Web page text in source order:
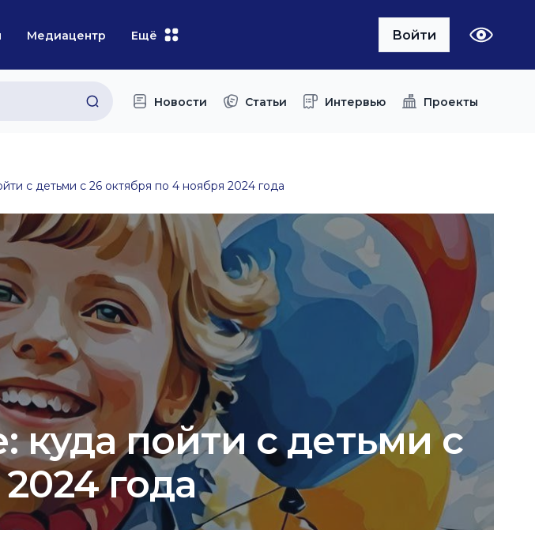
Медиацентр Ещё Войти
Новости Статьи Интервью Проекты
с детьми с 26 октября по 4 ноября 2024 года
куда пойти с детьми с
года